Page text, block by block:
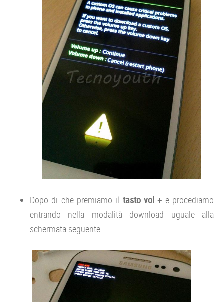
Dopo di che premiamo il tasto vol + e procediamo
entrando nella modalità download uguale alla
schermata seguente.